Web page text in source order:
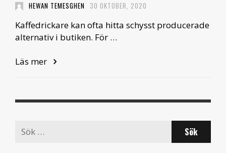
HEWAN TEMESGHEN 30 OKTOBER, 2020
Kaffedrickare kan ofta hitta schysst producerade
alternativ i butiken. För …
Läs mer
Search
for: